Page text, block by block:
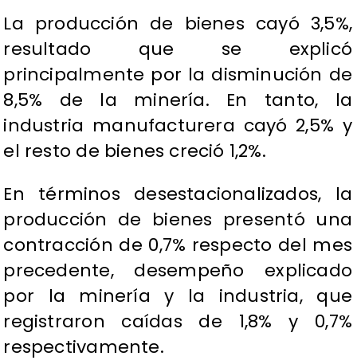
La producción de bienes cayó 3,5%,
resultado que se explicó
principalmente por la disminución de
8,5% de la minería. En tanto, la
industria manufacturera cayó 2,5% y
el resto de bienes creció 1,2%.
En términos desestacionalizados, la
producción de bienes presentó una
contracción de 0,7% respecto del mes
precedente, desempeño explicado
por la minería y la industria, que
registraron caídas de 1,8% y 0,7%
respectivamente.